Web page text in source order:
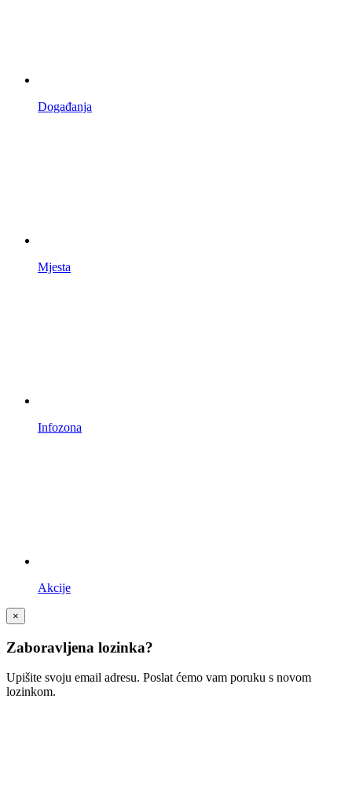
Događanja
Mjesta
Infozona
Akcije
×
Zaboravljena lozinka?
Upišite svoju email adresu. Poslat ćemo vam poruku s novom
lozinkom.